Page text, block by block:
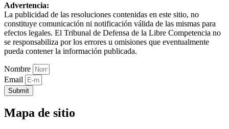
Advertencia:
La publicidad de las resoluciones contenidas en este sitio, no
constituye comunicación ni notificación válida de las mismas para
efectos legales. El Tribunal de Defensa de la Libre Competencia no
se responsabiliza por los errores u omisiones que eventualmente
pueda contener la información publicada.
Nombre
Email
Submit
Mapa de sitio